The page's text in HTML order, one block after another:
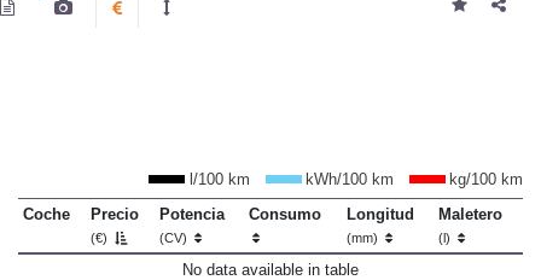
l/100 km kWh/100 km
kg/100 km
Coche
Precio
(€)
Potencia
(CV)
Consumo Longitud
(mm)
Maletero
(l)
No data available in table